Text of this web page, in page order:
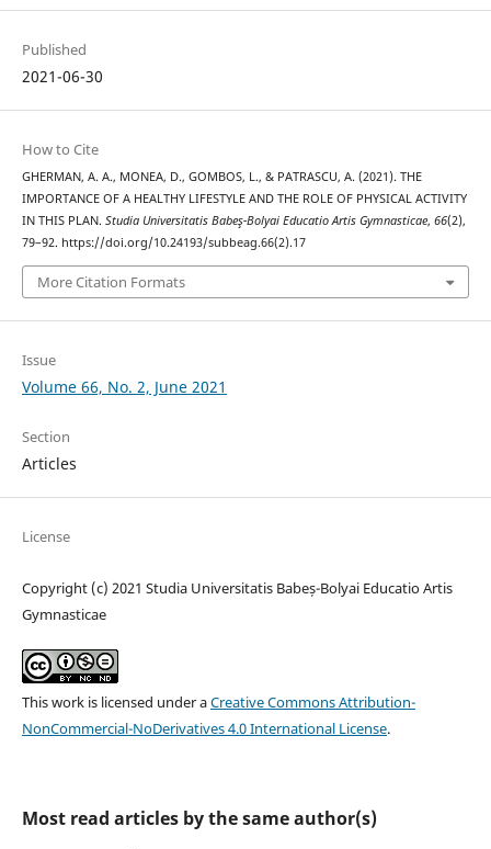
Published
2021-06-30
How to Cite
GHERMAN, A. A., MONEA, D., GOMBOS, L., & PATRASCU, A. (2021). THE
IMPORTANCE OF A HEALTHY LIFESTYLE AND THE ROLE OF PHYSICAL ACTIVITY
IN THIS PLAN. Studia Universitatis Babeş-Bolyai Educatio Artis Gymnasticae, 66(2),
79–92. https://doi.org/10.24193/subbeag.66(2).17
More Citation Formats
Issue
Volume 66, No. 2, June 2021
Section
Articles
License
Copyright (c) 2021 Studia Universitatis Babeș-Bolyai Educatio Artis
Gymnasticae
This work is licensed under aCreative Commons Attribution-
NonCommercial-NoDerivatives 4.0 International License.
Most read articles by the same author(s)